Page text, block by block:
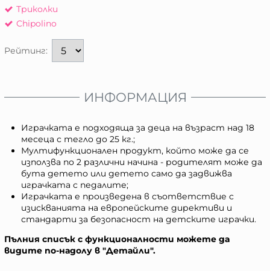
Триколки
Chipolino
Рейтинг:
ИНФОРМАЦИЯ
Играчката е подходяща за деца на възраст над 18
месеца с тегло до 25 кг.;
Мултифункционален продукт, който може да се
използва по 2 различни начина - родителят може да
бута детето или детето само да задвижва
играчката с педалите;
Играчката е произведена в съответствие с
изискванията на европейските директиви и
стандарти за безопасност на детските играчки.
Пълния списък с функционалности можете да
видите по-надолу в "Детайли".